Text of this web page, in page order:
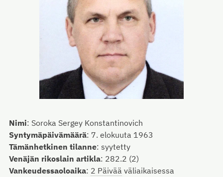
Nimi: Soroka Sergey Konstantinovich
Syntymäpäivämäärä: 7. elokuuta 1963
Tämänhetkinen tilanne: syytetty
Venäjän rikoslain artikla: 282.2 (2)
Vankeudessaoloaika: 2 Päivää väliaikaisessa